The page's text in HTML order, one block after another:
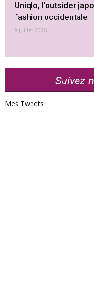
Uniqlo, l’outsider
fashion occidentale
9 juillet 2026
Suivez-
Mes Tweets